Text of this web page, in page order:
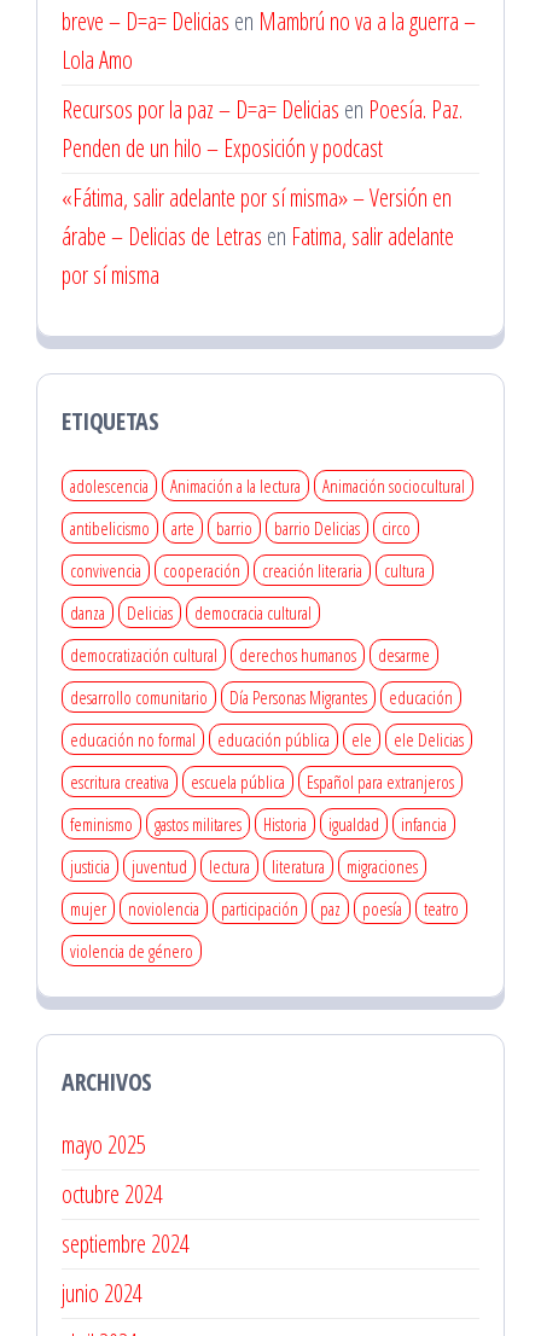
breve – D=a= Delicias en Mambrú no va a la guerra –
Lola Amo
Recursos por la paz – D=a= Delicias en Poesía. Paz.
Penden de un hilo – Exposición y podcast
«Fátima, salir adelante por sí misma» – Versión en
árabe – Delicias de Letras en Fatima, salir adelante
por sí misma
ETIQUETAS
adolescencia Animación a la lectura
Animación sociocultural
antibelicismo
arte barrio barrio Delicias
circo
convivencia
cooperación creación literaria
cultura
danza
Delicias
democracia cultural
democratización cultural
derechos humanos
desarme
desarrollo comunitario
Día Personas Migrantes
educación
educación no formal
educación pública ele
ele Delicias
escritura creativa
escuela pública
Español para extranjeros
feminismo
gastos militares Historia igualdad
infancia
justicia
juventud lectura literatura
migraciones
mujer
noviolencia participación paz poesía
teatro
violencia de género
ARCHIVOS
mayo 2025
octubre 2024
septiembre 2024
junio 2024